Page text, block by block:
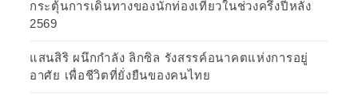
กระตุ้นการเดินทางของนักท่องเที่ยวในช่วงครึ่งปีหลัง
2569
แสนสิริ ผนึกกำลัง ลิกซิล รังสรรค์อนาคตแห่งการอยู่
อาศัย เพื่อชีวิตที่ยั่งยืนของคนไทย